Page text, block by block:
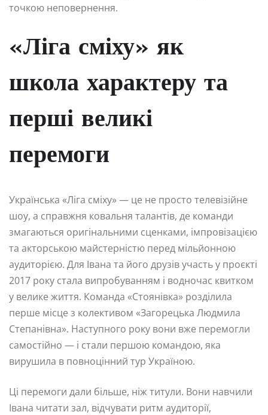
точкою неповернення.
«Ліга сміху» як
школа характеру та
перші великі
перемоги
Українська «Ліга сміху» — це не просто телевізійне
шоу, а справжня ковальня талантів, де команди
змагаються оригінальними сценками, імпровізацією
та акторською майстерністю перед мільйонною
аудиторією. Для Івана та його друзів участь у проєкті
2017 року стала випробуванням і водночас квитком
у велике життя. Команда «Стоянівка» розділила
перше місце з колективом «Загорецька Людмила
Степанівна». Наступного року вони вже перемогли
самостійно — і стали першою командою, яка
вирушила в повноцінний тур Україною.
Ці перемоги дали більше, ніж титули. Вони навчили
Івана читати зал, відчувати ритм аудиторії,